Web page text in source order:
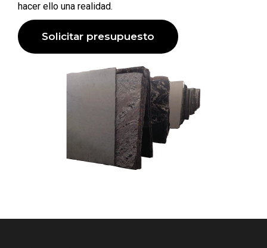
hacer ello una realidad.
Solicitar presupuesto